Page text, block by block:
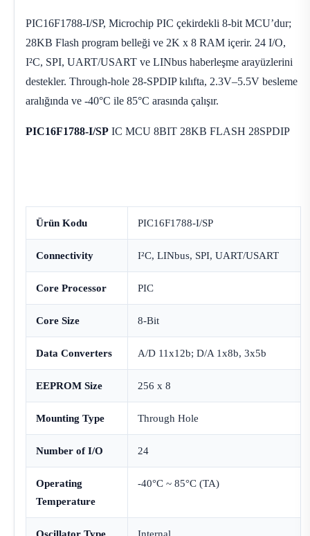
PIC16F1788-I/SP, Microchip PIC çekirdekli 8-bit MCU’dur;
28KB Flash program belleği ve 2K x 8 RAM içerir. 24 I/O,
I²C, SPI, UART/USART ve LINbus haberleşme arayüzlerini
destekler. Through-hole 28-SPDIP kılıfta, 2.3V–5.5V besleme
aralığında ve -40°C ile 85°C arasında çalışır.
PIC16F1788-I/SP IC MCU 8BIT 28KB FLASH 28SPDIP
Ürün Kodu PIC16F1788-I/SP
Connectivity I²C, LINbus, SPI, UART/USART
Core Processor PIC
Core Size 8-Bit
Data Converters A/D 11x12b; D/A 1x8b, 3x5b
EEPROM Size 256 x 8
Mounting Type Through Hole
Number of I/O 24
Operating
Temperature
-40°C ~ 85°C (TA)